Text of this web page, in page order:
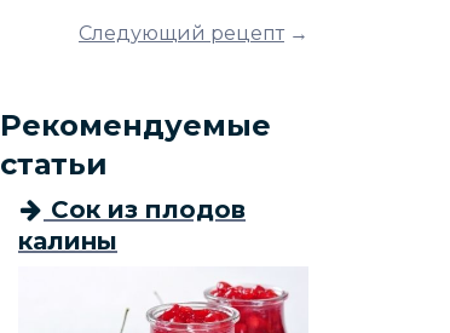
Следующий рецепт→
Рекомендуемые
статьи
Сок из плодов
калины